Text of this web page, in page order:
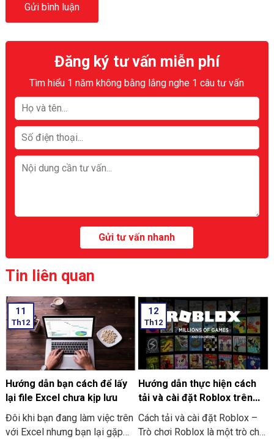
Đăng ký tư vấn miễn phí
Tìm hiểu 1 năm không bằng lắng nghe 1 câu tư vấn
Tin liên quan
11
Th12
Hướng dẫn bạn cách để lấy
lại file Excel chưa kịp lưu
Đôi khi bạn đang làm việc trên
với Excel nhưng bạn lại gặp
12
Th12
Hướng dẫn thực hiện cách
tải và cài đặt Roblox trên
máy tính thật đơn giản
Cách tải và cài đặt Roblox –
Trò chơi Roblox là một trò chơi